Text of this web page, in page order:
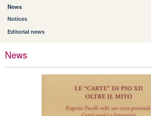
News
Notices
Editorial news
News